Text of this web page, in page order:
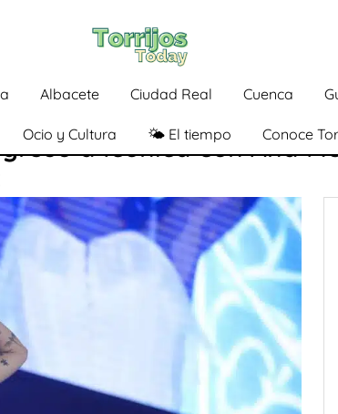
Albacete Ciudad Real Cuenca
Ocio y Cultura 🌤️ El tiempo Conoce
a Icónica con Ana